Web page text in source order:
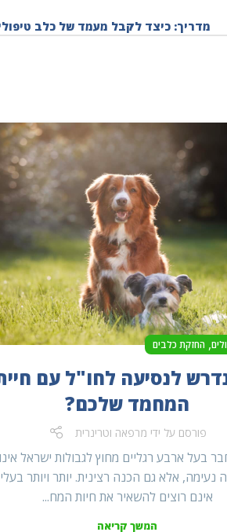
מדריך: כיצד לקבל מעמד של כלב
, החזקת כלבים
לנסיעה לחו"ל עם
המחמד שלכם?
פורסם על ידי מרפאה וטרינרית
בעל ארבע רגליים מחוץ לגבולות ישראל
נעימה, אלא גם הכנה רצינית. יותר ויותר
אינם רוצים להשאיר את חיות המח...
המשך קריאה